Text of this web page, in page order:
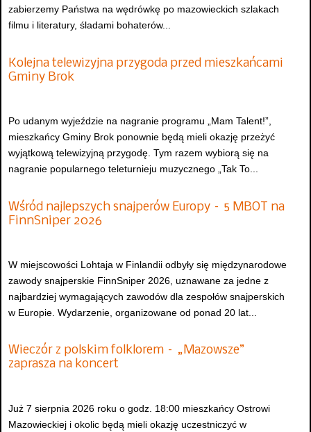
zabierzemy Państwa na wędrówkę po mazowieckich szlakach
filmu i literatury, śladami bohaterów...
Kolejna telewizyjna przygoda przed mieszkańcami
Gminy Brok
Po udanym wyjeździe na nagranie programu „Mam Talent!”,
mieszkańcy Gminy Brok ponownie będą mieli okazję przeżyć
wyjątkową telewizyjną przygodę. Tym razem wybiorą się na
nagranie popularnego teleturnieju muzycznego „Tak To...
Wśród najlepszych snajperów Europy – 5 MBOT na
FinnSniper 2026
W miejscowości Lohtaja w Finlandii odbyły się międzynarodowe
zawody snajperskie FinnSniper 2026, uznawane za jedne z
najbardziej wymagających zawodów dla zespołów snajperskich
w Europie. Wydarzenie, organizowane od ponad 20 lat...
Wieczór z polskim folklorem – „Mazowsze”
zaprasza na koncert
Już 7 sierpnia 2026 roku o godz. 18:00 mieszkańcy Ostrowi
Mazowieckiej i okolic będą mieli okazję uczestniczyć w